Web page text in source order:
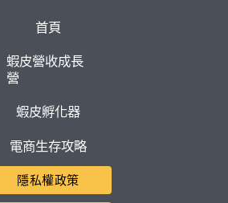
首頁
蝦皮營收成長
營
蝦皮孵化器
電商生存攻略
隱私權政策